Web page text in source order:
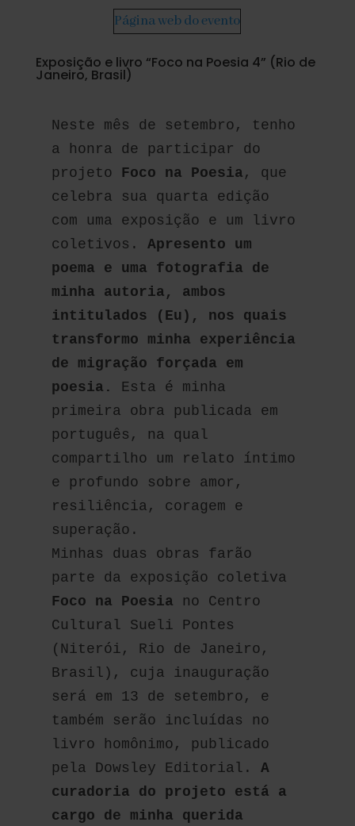
Página web do evento
Exposição e livro “Foco na Poesia 4” (Rio de
Janeiro, Brasil)
Neste mês de setembro, tenho
a honra de participar do
projeto Foco na Poesia , que
celebra sua quarta edição
com uma exposição e um livro
coletivos. Apresento um
poema e uma fotografia de
minha autoria, ambos
intitulados (Eu), nos quais
transformo minha experiência
de migração forçada em
poesia.
Esta é minha
primeira obra publicada em
português, na qual
compartilho um relato íntimo
e profundo sobre amor,
resiliência, coragem e
superação.
Minhas duas obras farão
Foco na Poesia no Centro
Cultural Sueli Pontes
(Niterói, Rio de Janeiro,
Brasil), cuja inauguração
será em 13 de setembro, e
também serão incluídas no
livro homônimo, publicado
pela Dowsley Editorial. A
curadoria do projeto está a
cargo de minha querida